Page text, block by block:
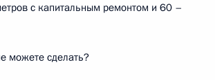
с капитальным ремонтом и 60 –
можете сделать?